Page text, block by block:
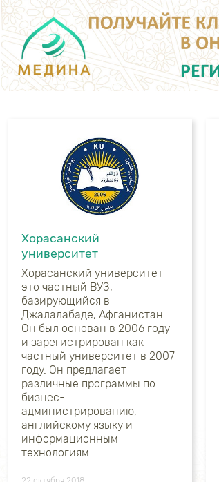
Хорасанский
университет
Хорасанский университет -
это частный ВУЗ,
базирующийся в
Джалалабаде, Афганистан.
Он был основан в 2006 году
и зарегистрирован как
частный университет в 2007
году. Он предлагает
различные программы по
бизнес-
администрированию,
английскому языку и
информационным
технологиям.